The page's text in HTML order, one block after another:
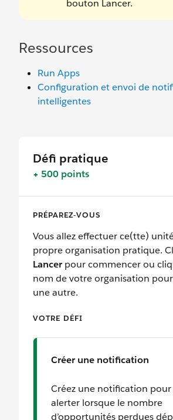
bouton Lancer.
Ressources
Run Apps
Configuration et envoi de
intelligentes
Défi pratique
+ 500 points
PRÉPAREZ-VOUS
Vous allez effectuer ce(tte)
propre organisation pratique.
Lancerpour commencer ou
nom de votre organisation
une autre.
VOTRE DÉFI
Créer une notification
Créez une notification pour
alerter lorsque le nombre
d’opportunités perdues